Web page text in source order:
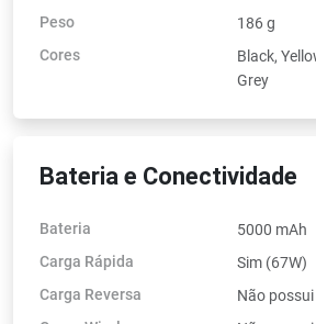
Peso
186 g
Cores
Black,
Grey
Bateria e Conectividade
Bateria
5000 mAh
Carga Rápida
Sim (67W)
Carga Reversa
Não possui